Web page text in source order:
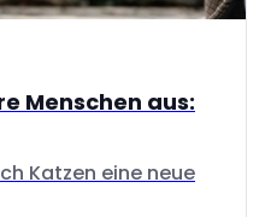
Menschen aus:
Katzen eine neue